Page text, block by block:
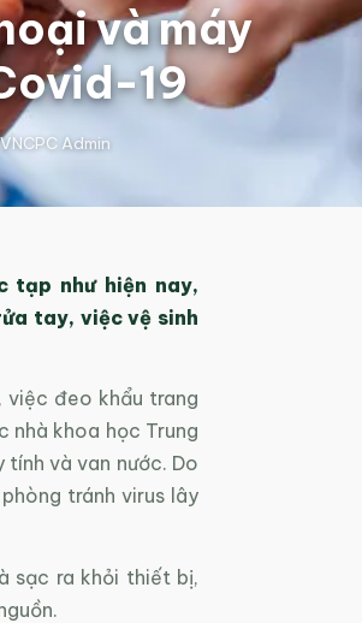
và máy
19
VNCPC Admin
tạp như hiện nay,
tay, việc vệ sinh
việc đeo khẩu trang
nhà khoa học Trung
và van nước. Do
tránh virus lây
sạc ra khỏi thiết bị,